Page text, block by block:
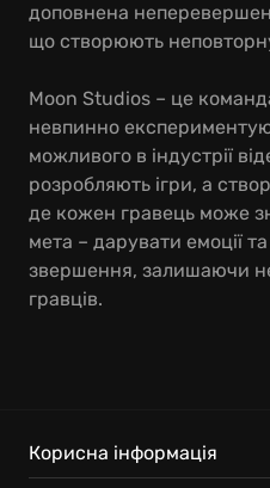
доповнена
що створюють
Moon Studios – це
невпинно
можливого в індустрії
розробляють ігри, а
де кожен гравець може
мета – дарувати емоції
звершення, залишаючи
гравців.
Корисна інформація